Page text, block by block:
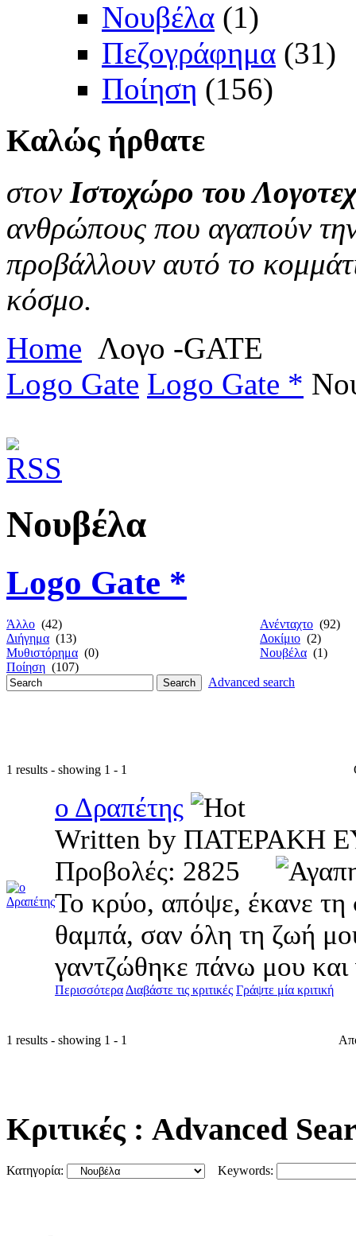
Νουβέλα (1)
Πεζογράφημα (31)
Ποίηση (156)
Καλώς ήρθατε
στον Ιστοχώρο του
ανθρώπους που αγαπούν
προβάλλουν αυτό το
κόσμο.
Home Λογο -GATE
Logo Gate Logo Gate *
Νουβέλα
Logo Gate *
Άλλο (42) Ανένταχτο (92)
Διήγημα (13) Δοκίμιο (2)
Μυθιστόρημα (0) Νουβέλα (1)
Ποίηση (107)
Advanced search
1 results - showing 1 - 1
ο Δραπέτης
Written by ΠΑΤΕΡΑΚΗ
Προβολές: 2825
Το κρύο, απόψε, έκανε τη
θαμπά, σαν όλη τη ζωή
γαντζώθηκε πάνω μου και
ΠερισσότεραΔιαβάστε τις κριτικές Γράψτε μία κριτική
1 results - showing 1 - 1
Κριτικές : Advanced
Κατηγορία: Keywords: